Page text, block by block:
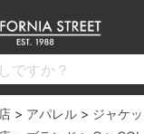
アパレル
ジャケッ
でのご注文は当日発送！
円以上で送料無料！
ト5倍！10日と20日は3倍
でのご注文は当日発送！
円以上で送料無料！
ト5倍！10日と20日は3倍
でのご注文は当日発送！
円以上で送料無料！
ト5倍！10日と20日は3倍
でのご注文は当日発送！
円以上で送料無料！
ト5倍！10日と20日は3倍
でのご注文は当日発送！
円以上で送料無料！
ト5倍！10日と20日は3倍
でのご注文は当日発送！
円以上で送料無料！
ト5倍！10日と20日は3倍
でのご注文は当日発送！
円以上で送料無料！
ト5倍！10日と20日は3倍
でのご注文は当日発送！
円以上で送料無料！
ト5倍！10日と20日は3倍
でのご注文は当日発送！
円以上で送料無料！
ト5倍！10日と20日は3倍